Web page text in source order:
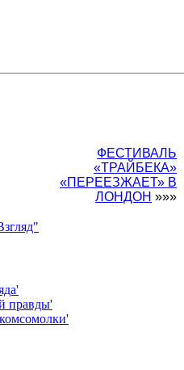
ФЕСТИВАЛЬ
«ТРАЙБЕКА»
«ПЕРЕЕЗЖАЕТ» В
ЛОНДОН »»»